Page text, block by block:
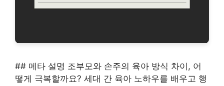
## 메타 설명 조부모와 손주의 육아 방식 차이, 어
떻게 극복할까요? 세대 간 육아 노하우를 배우고 행